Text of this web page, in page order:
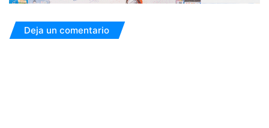
Deja un comentario